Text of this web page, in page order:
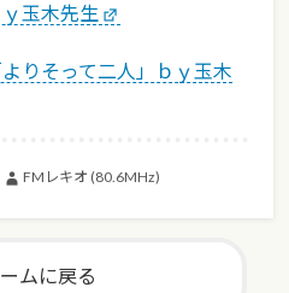
玉木先生
りそって二人」ｂｙ玉木
FMレキオ (80.6MHz)
ムに戻る